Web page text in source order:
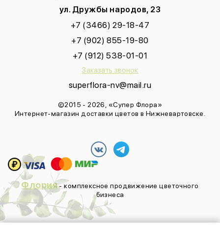
ул. Дружбы народов, 23
+7 (3466) 29-18-47
+7 (902) 855-19-80
+7 (912) 538-01-01
Заказать звонок
superflora-nv@mail.ru
©2015 - 2026, «Супер Флора»
Интернет-магазин доставки цветов в Нижневартовске.
Флория- комплексное продвижение цветочного
бизнеса